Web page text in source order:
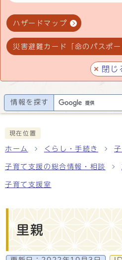
ハザードマップ
災害避難カード「命のパスポー
閉じ
情報を探す
現在位置
ホーム くらし・手続き
子育て支援の総合情報・相談
子育て支援室
里親